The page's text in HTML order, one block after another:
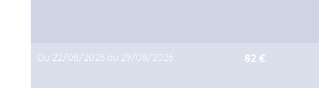
Du 22/08/2026 au 29/08/2026 82 €